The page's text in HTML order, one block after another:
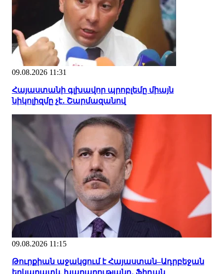
09.08.2026 11:31
Հայաստանի գլխավոր պրոբլեմը միայն
նիկոլիզմը չէ․ Շարմազանով
09.08.2026 11:15
Թուրքիան աջակցում է Հայաստան–Ադրբեջան